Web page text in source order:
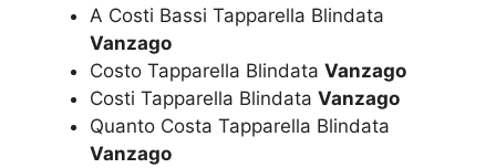
A Costi Bassi Tapparella Blindata
Vanzago
Costo Tapparella Blindata Vanzago
Costi Tapparella Blindata Vanzago
Quanto Costa Tapparella Blindata
Vanzago